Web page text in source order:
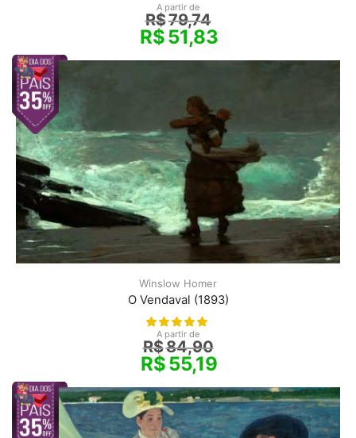
A partir de
R$79,74
R$51,83
Winslow Homer
O Vendaval (1893)
A partir de
R$84,90
R$55,19